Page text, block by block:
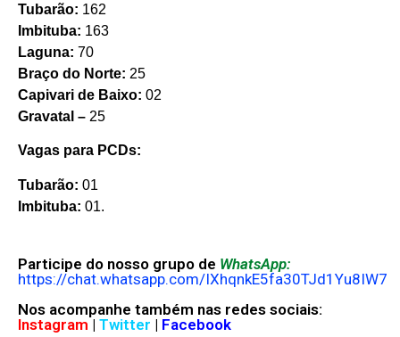
Tubarão: 162
Imbituba: 163
Laguna: 70
Braço do Norte: 25
Capivari de Baixo: 02
Gravatal – 25
Vagas para PCDs:
Tubarão: 01
Imbituba: 01.
Participe do nosso grupo de WhatsApp:
https://chat.whatsapp.com/IXhqnkE5fa30TJd1Yu8IW7
Nos acompanhe também nas redes sociais:
Instagram | Twitter | Facebook